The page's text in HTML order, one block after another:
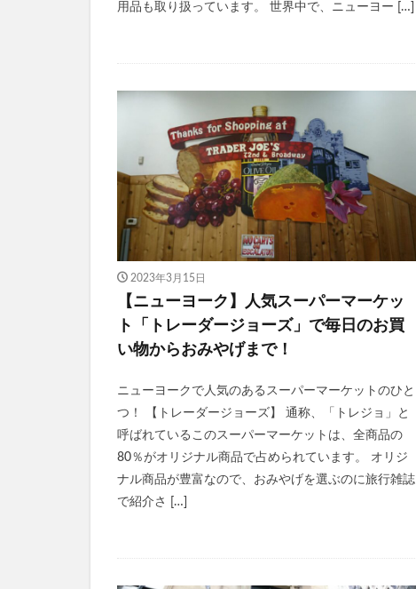
用品も取り扱っています。 世界中で、ニューヨー […]
2023年3月15日
【ニューヨーク】人気スーパーマーケッ
ト「トレーダージョーズ」で毎日のお買
い物からおみやげまで！
ニューヨークで人気のあるスーパーマーケットのひと
つ！ 【トレーダージョーズ】 通称、「トレジョ」と
呼ばれているこのスーパーマーケットは、全商品の
80％がオリジナル商品で占められています。 オリジ
ナル商品が豊富なので、おみやげを選ぶのに旅行雑誌
で紹介さ […]